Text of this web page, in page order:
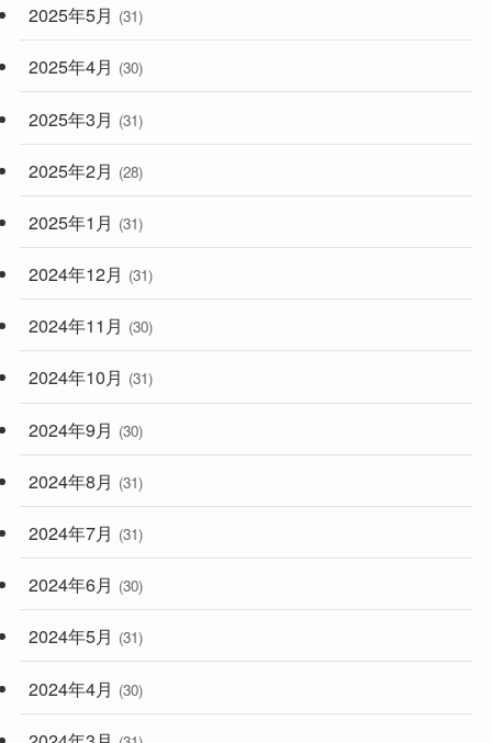
2025年5月 (31)
2025年4月 (30)
2025年3月 (31)
2025年2月 (28)
2025年1月 (31)
2024年12月 (31)
2024年11月 (30)
2024年10月 (31)
2024年9月 (30)
2024年8月 (31)
2024年7月 (31)
2024年6月 (30)
2024年5月 (31)
2024年4月 (30)